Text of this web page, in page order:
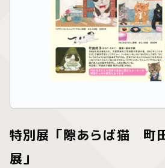
特別展「隙あらば猫 町
展」